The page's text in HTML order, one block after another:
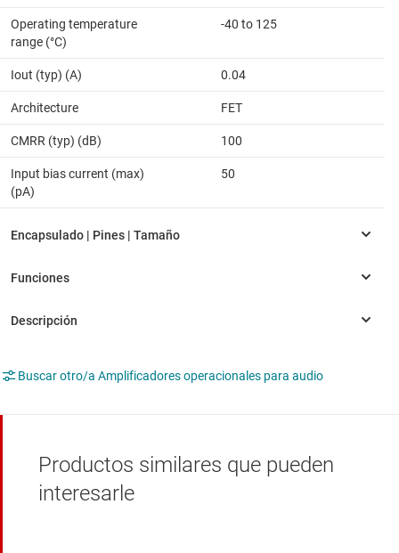
Operating temperature
range (°C)
-40 to 125
Iout (typ) (A) 0.04
Architecture FET
CMRR (typ) (dB) 100
Input bias current (max)
(pA)
50
Buscar otro/a Amplificadores operacionales para audio
Productos similares que pueden
interesarle